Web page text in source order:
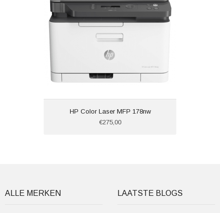
HP Color Laser MFP 178nw
€275,00
ALLE MERKEN LAATSTE BLOGS